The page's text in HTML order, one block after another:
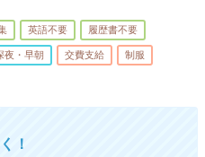
英語不要 履歴書不要
夜・早朝 交費支給 制服
！